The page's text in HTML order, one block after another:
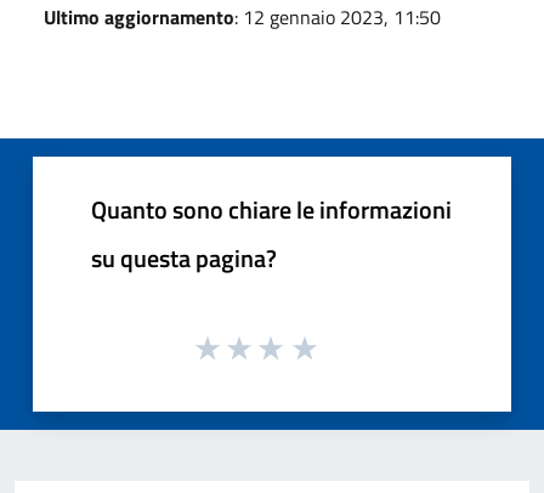
Ultimo aggiornamento: 12 gennaio 2023, 11:50
Quanto sono chiare le informazioni
su questa pagina?